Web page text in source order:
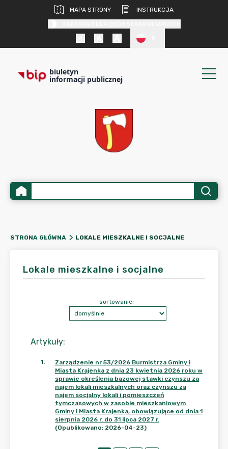
MAPA STRONY
INSTRUKCJA
biuletyn
informacji publicznej
STRONA GŁÓWNA LOKALE MIESZKALNE I SOCJALNE
Lokale mieszkalne i socjalne
Artykuły:
sortowanie:
1.
Zarządzenie nr 53/2026 Burmistrza Gminy i
Miasta Krajenka z dnia 23 kwietnia 2026 roku w
sprawie określenia bazowej stawki czynszu za
najem lokali mieszkalnych oraz czynszu za
najem socjalny lokali i pomieszczeń
tymczasowych w zasobie mieszkaniowym
Gminy i Miasta Krajenka, obowiązujące od dnia 1
sierpnia 2026 r. do 31 lipca 2027 r.
(Opublikowano: 2026-04-23)